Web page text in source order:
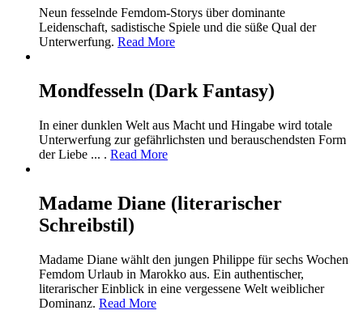
Neun fesselnde Femdom-Storys über dominante
Leidenschaft, sadistische Spiele und die süße Qual der
Unterwerfung. Read More
Mondfesseln (Dark Fantasy)
In einer dunklen Welt aus Macht und Hingabe wird totale
Unterwerfung zur gefährlichsten und berauschendsten Form
der Liebe ... . Read More
Madame Diane (literarischer
Schreibstil)
Madame Diane wählt den jungen Philippe für sechs Wochen
Femdom Urlaub in Marokko aus. Ein authentischer,
literarischer Einblick in eine vergessene Welt weiblicher
Dominanz. Read More